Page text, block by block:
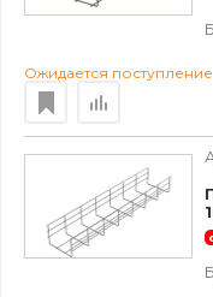
Ожидается поступление